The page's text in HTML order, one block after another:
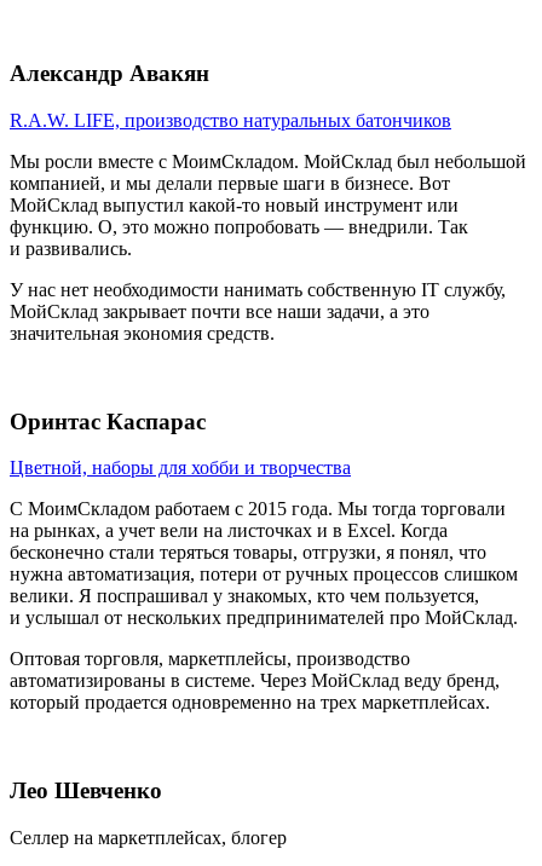
Александр Авакян
R.A.W. LIFE, производство натуральных батончиков
Мы росли вместе с МоимСкладом. МойСклад был небольшой
компанией, и мы делали первые шаги в бизнесе. Вот
МойСклад выпустил какой-то новый инструмент или
функцию. О, это можно попробовать — внедрили. Так
и развивались.
У нас нет необходимости нанимать собственную IT службу,
МойСклад закрывает почти все наши задачи, а это
значительная экономия средств.
Оринтас Каспарас
Цветной, наборы для хобби и творчества
С МоимСкладом работаем с 2015 года. Мы тогда торговали
на рынках, а учет вели на листочках и в Excel. Когда
бесконечно стали теряться товары, отгрузки, я понял, что
нужна автоматизация, потери от ручных процессов слишком
велики. Я поспрашивал у знакомых, кто чем пользуется,
и услышал от нескольких предпринимателей про МойСклад.
Оптовая торговля, маркетплейсы, производство
автоматизированы в системе. Через МойСклад веду бренд,
который продается одновременно на трех маркетплейсах.
Лео Шевченко
Селлер на маркетплейсах, блогер